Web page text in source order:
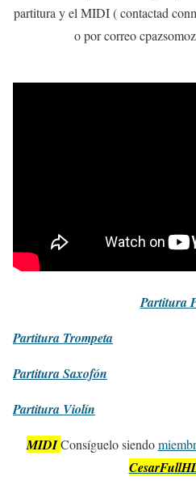
partitura y el MIDI ( contactad
o por correo
Partitura
Partitura Trompeta
PartituraSaxofón
Partitura Violín
MIDI Consíguelo siendo